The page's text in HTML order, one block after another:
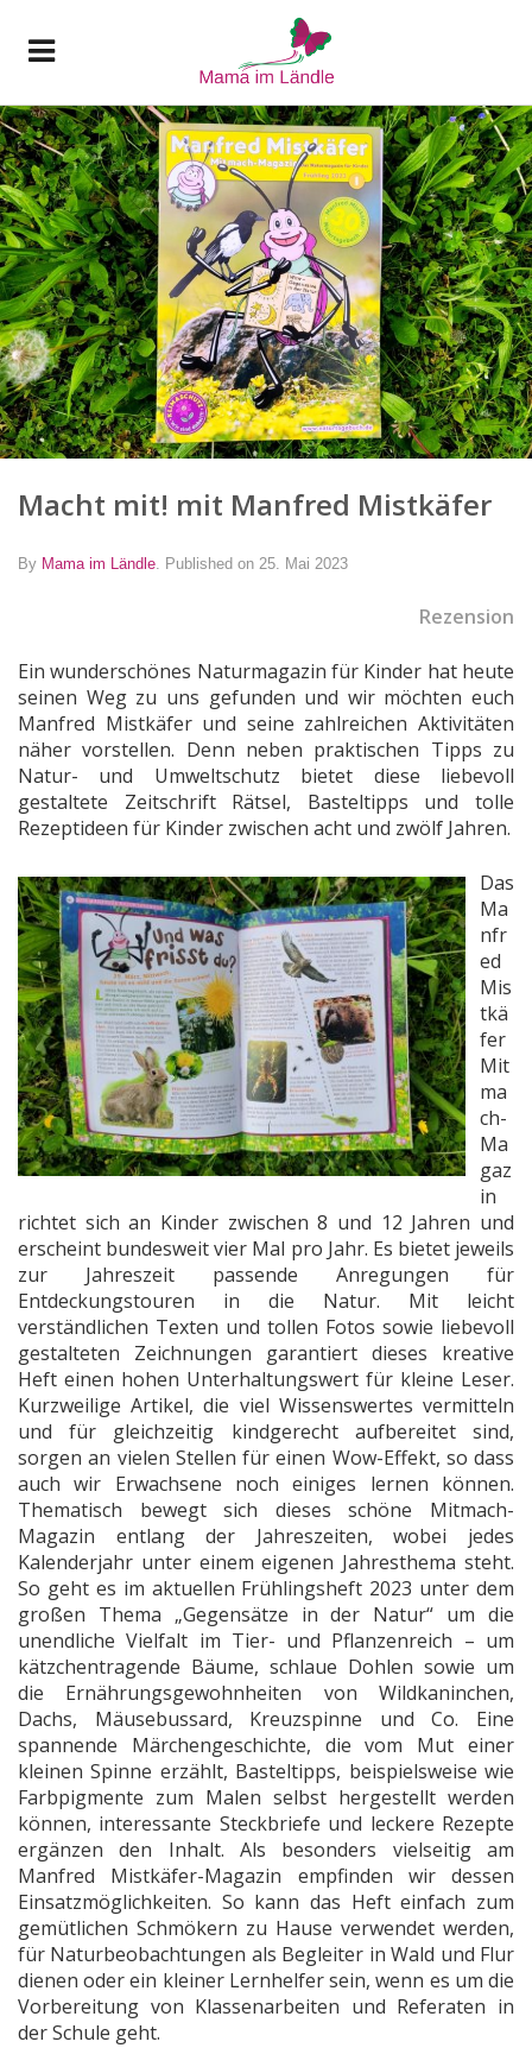
Macht mit! mit Manfred Mistkäfer
By Mama im Ländle. Published on 25. Mai 2023
Rezension
Ein wunderschönes Naturmagazin für Kinder hat heute
seinen Weg zu uns gefunden und wir möchten euch
Manfred Mistkäfer und seine zahlreichen Aktivitäten
näher vorstellen. Denn neben praktischen Tipps zu
Natur- und Umweltschutz bietet diese liebevoll
gestaltete Zeitschrift Rätsel, Basteltipps und tolle
Rezeptideen für Kinder zwischen acht und zwölf Jahren.
Das
Ma
nfr
ed
Mis
tkä
fer
Mit
ma
ch-
Ma
gaz
in
richtet sich an Kinder zwischen 8 und 12 Jahren und
erscheint bundesweit vier Mal pro Jahr. Es bietet jeweils
zur Jahreszeit passende Anregungen für
Entdeckungstouren in die Natur. Mit leicht
verständlichen Texten und tollen Fotos sowie liebevoll
gestalteten Zeichnungen garantiert dieses kreative
Heft einen hohen Unterhaltungswert für kleine Leser.
Kurzweilige Artikel, die viel Wissenswertes vermitteln
und für gleichzeitig kindgerecht aufbereitet sind,
sorgen an vielen Stellen für einen Wow-Effekt, so dass
auch wir Erwachsene noch einiges lernen können.
Thematisch bewegt sich dieses schöne Mitmach-
Magazin entlang der Jahreszeiten, wobei jedes
Kalenderjahr unter einem eigenen Jahresthema steht.
So geht es im aktuellen Frühlingsheft 2023 unter dem
großen Thema „Gegensätze in der Natur“ um die
unendliche Vielfalt im Tier- und Pflanzenreich – um
kätzchentragende Bäume, schlaue Dohlen sowie um
die Ernährungsgewohnheiten von Wildkaninchen,
Dachs, Mäusebussard, Kreuzspinne und Co. Eine
spannende Märchengeschichte, die vom Mut einer
kleinen Spinne erzählt, Basteltipps, beispielsweise wie
Farbpigmente zum Malen selbst hergestellt werden
können, interessante Steckbriefe und leckere Rezepte
ergänzen den Inhalt. Als besonders vielseitig am
Manfred Mistkäfer-Magazin empfinden wir dessen
Einsatzmöglichkeiten. So kann das Heft einfach zum
gemütlichen Schmökern zu Hause verwendet werden,
für Naturbeobachtungen als Begleiter in Wald und Flur
dienen oder ein kleiner Lernhelfer sein, wenn es um die
Vorbereitung von Klassenarbeiten und Referaten in
der Schule geht.